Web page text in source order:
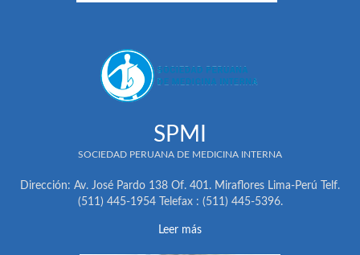
SPMI
SOCIEDAD PERUANA DE MEDICINA INTERNA
Dirección: Av. José Pardo 138 Of. 401. Miraflores Lima-Perú Telf.
(511) 445-1954 Telefax : (511) 445-5396.
Leer más